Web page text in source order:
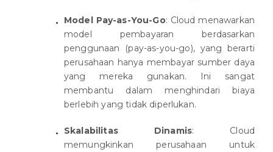
Model Pay-as-You-Go: Cloud menawarkan
model pembayaran berdasarkan
penggunaan (pay-as-you-go), yang berarti
perusahaan hanya membayar sumber daya
yang mereka gunakan. Ini sangat
membantu dalam menghindari biaya
berlebih yang tidak diperlukan.
Skalabilitas Dinamis: Cloud
memungkinkan perusahaan untuk